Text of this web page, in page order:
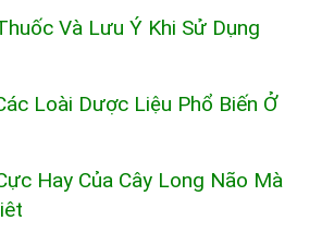
Và Lưu Ý Khi Sử Dụng
Loài Dược Liệu Phổ Biến Ở
Hay Của Cây Long Não Mà